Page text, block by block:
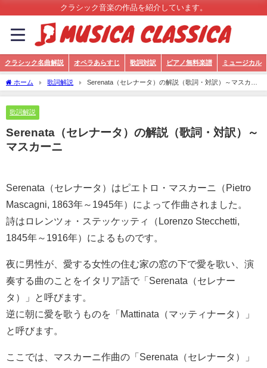
クラシック音楽の作品を紹介しています。
クラシック名曲解説 オペラあらすじ 歌詞対訳 ピアノ無料楽譜 ミュージカル
ホーム 歌詞解説
Serenata（セレナータ）の解説（歌詞・対訳）～マスカー
ニ
歌詞解説
Serenata（セレナータ）の解説（歌詞・対訳）～
マスカーニ
Serenata（セレナータ）はピエトロ・マスカーニ（Pietro
Mascagni, 1863年～1945年）によって作曲されました。
詩はロレンツォ・ステッケッティ（Lorenzo Stecchetti,
1845年～1916年）によるものです。
夜に男性が、愛する女性の住む家の窓の下で愛を歌い、演
奏する曲のことをイタリア語で「Serenata（セレナー
タ）」と呼びます。
逆に朝に愛を歌うものを「Mattinata（マッティナータ）」
と呼びます。
ここでは、マスカーニ作曲の「Serenata（セレナータ）」